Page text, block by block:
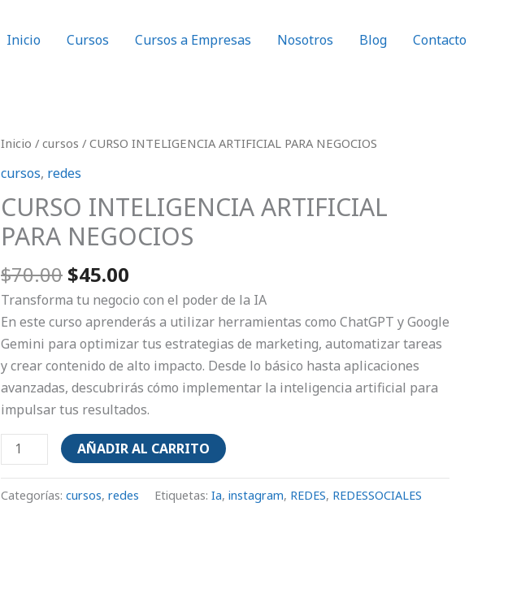
Inicio Cursos Cursos a Empresas Nosotros Blog Contacto
Inicio / cursos / CURSO INTELIGENCIA ARTIFICIAL PARA NEGOCIOS
cursos, redes
CURSO INTELIGENCIA ARTIFICIAL
PARA NEGOCIOS
$70.00
El
precio
original
era:
$70.00.
$45.00
El
es:
$45.00.
Transforma tu negocio con el poder de la IA
En este curso aprenderás a utilizar herramientas como ChatGPT y Google
Gemini para optimizar tus estrategias de marketing, automatizar tareas
y crear contenido de alto impacto. Desde lo básico hasta aplicaciones
avanzadas, descubrirás cómo implementar la inteligencia artificial para
impulsar tus resultados.
CURSO
INTELIGENCIA
PARA
NEGOCIOS
AÑADIR AL CARRITO
Categorías: cursos, redes Etiquetas: Ia, instagram, REDES, REDESSOCIALES